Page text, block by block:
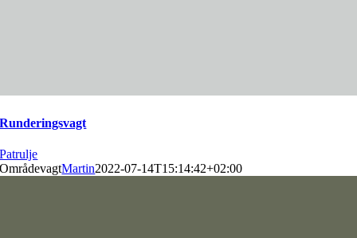
Runderingsvagt
Patrulje
OmrådevagtMartin2022-07-14T15:14:42+02:00